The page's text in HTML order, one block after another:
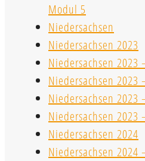
Modul 5
Niedersachsen
Niedersachsen 2023
Niedersachsen 2023
Niedersachsen 2023
Niedersachsen 2023
Niedersachsen 2023
Niedersachsen 2024
Niedersachsen 2024